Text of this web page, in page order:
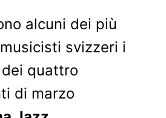
alcuni dei più
svizzeri i
quattro
di marzo